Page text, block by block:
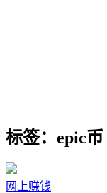
标签：epic币
网上赚钱